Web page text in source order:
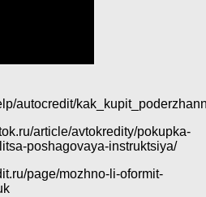
autocredit/
article/avtokredity/pokupka-
poshagovaya-instruktsiya/
page/mozhno-li-oformit-